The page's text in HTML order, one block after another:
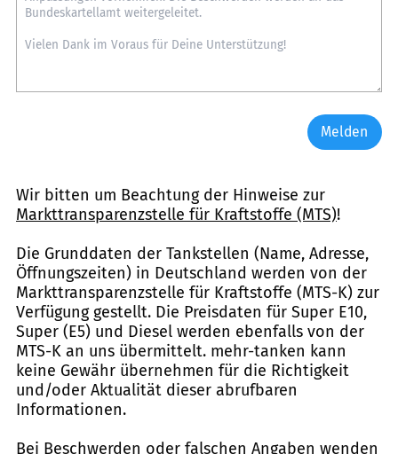
Melden
Wir bitten um Beachtung der Hinweise zur
Markttransparenzstelle für Kraftstoffe (MTS)!
Die Grunddaten der Tankstellen (Name, Adresse,
Öffnungszeiten) in Deutschland werden von der
Markttransparenzstelle für Kraftstoffe (MTS-K) zur
Verfügung gestellt. Die Preisdaten für Super E10,
Super (E5) und Diesel werden ebenfalls von der
MTS-K an uns übermittelt. mehr-tanken kann
keine Gewähr übernehmen für die Richtigkeit
und/oder Aktualität dieser abrufbaren
Informationen.
Bei Beschwerden oder falschen Angaben wenden